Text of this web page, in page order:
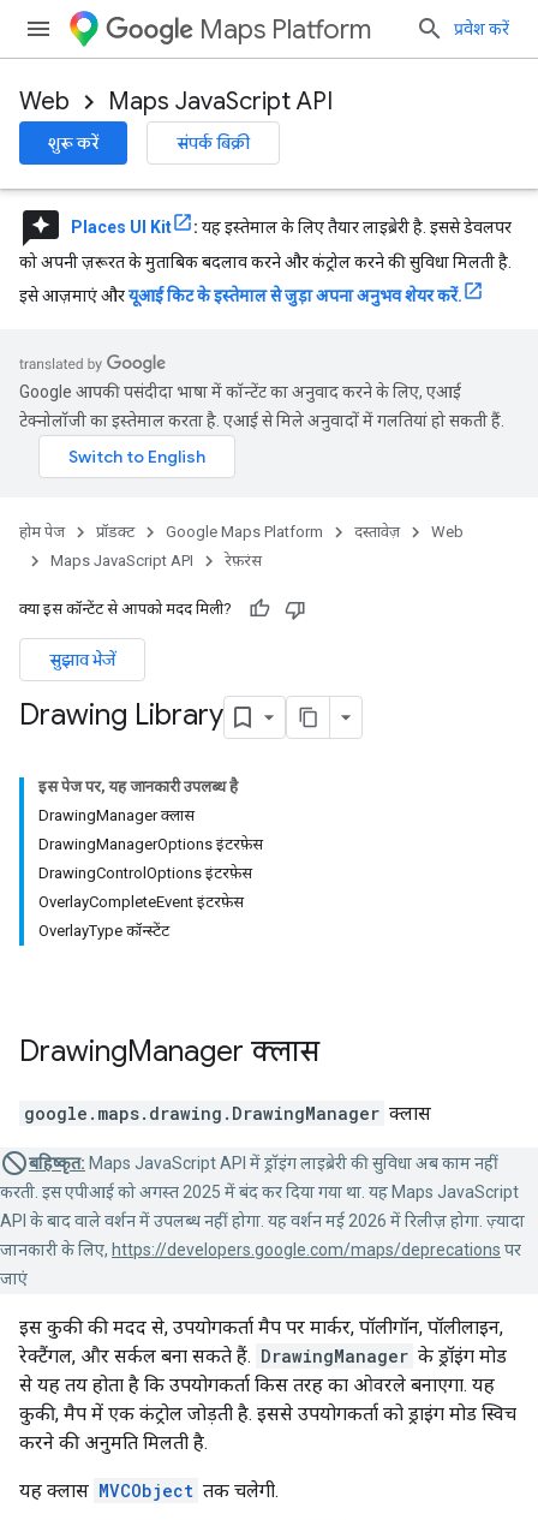
Maps Platform प्रवेश करें
Web Maps JavaScript API
शुरू करें संपर्क बिक्री
reviews Places UI Kit : यह इस्तेमाल के लिए तैयार लाइब्रेरी है. इससे डेवलपर
को अपनी ज़रूरत के मुताबिक बदलाव करने और कंट्रोल करने की सुविधा मिलती है.
इसे आज़माएं औरयूआई किट के इस्तेमाल से जुड़ा अपना अनुभव शेयर करें.
Google आपकी पसंदीदा भाषा में कॉन्टेंट का अनुवाद करने के लिए, एआई
टेक्नोलॉजी का इस्तेमाल करता है. एआई से मिले अनुवादों में गलतियां हो सकती हैं.
होम पेज प्रॉडक्ट Google Maps Platform दस्तावेज़
Web
Maps JavaScript API
रेफ़रंस
क्या इस कॉन्टेंट से आपको मदद मिली?
सुझाव भेजें
Drawing Library
इस पेज पर, यह जानकारी उपलब्ध है
DrawingManager क्लास
DrawingManagerOptions इंटरफ़ेस
DrawingControlOptions इंटरफ़ेस
OverlayCompleteEvent इंटरफ़ेस
OverlayType कॉन्स्टेंट
DrawingManager क्लास
google.maps.drawing . DrawingManager क्लास
बहिष्कृत: Maps JavaScript API में ड्रॉइंग लाइब्रेरी की सुविधा अब काम नहीं
करती. इस एपीआई को अगस्त 2025 में बंद कर दिया गया था. यह Maps JavaScript
API के बाद वाले वर्शन में उपलब्ध नहीं होगा. यह वर्शन मई 2026 में रिलीज़ होगा. ज़्यादा
जानकारी के लिए, https://developers.google.com/maps/deprecations पर
जाएं
इस कुकी की मदद से, उपयोगकर्ता मैप पर मार्कर, पॉलीगॉन, पॉलीलाइन,
रेक्टैंगल, और सर्कल बना सकते हैं. DrawingManager के ड्रॉइंग मोड
से यह तय होता है कि उपयोगकर्ता किस तरह का ओवरले बनाएगा. यह
कुकी, मैप में एक कंट्रोल जोड़ती है. इससे उपयोगकर्ता को ड्राइंग मोड स्विच
करने की अनुमति मिलती है.
यह क्लास MVCObject तक चलेगी.